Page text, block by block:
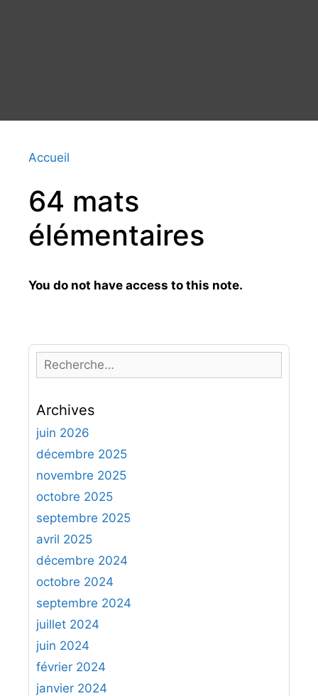
Accueil
64 mats
élémentaires
You do not have access to this note.
e
h
e
r
h
e
r
:
Archives
juin 2026
décembre 2025
novembre 2025
octobre 2025
septembre 2025
avril 2025
décembre 2024
octobre 2024
septembre 2024
juillet 2024
juin 2024
février 2024
janvier 2024